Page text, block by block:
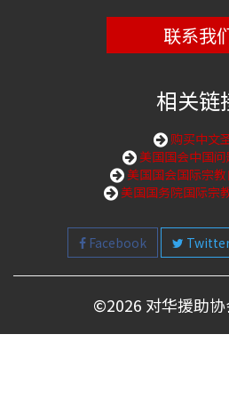
联系我
相关链
购买中文
美国国会中国问
美国国会国际宗
美国国务院国际宗
Facebook
©2026 对华援助